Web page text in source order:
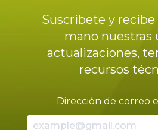
Suscribete y
mano nuestras
actualizaciones,
recursos
Dirección de correo